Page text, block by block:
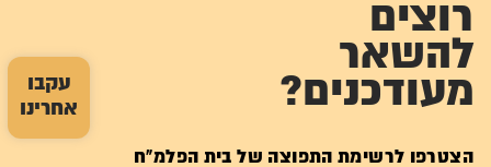
עקבו
אחרינו
רוצים
להשאר
מעודכנים?
הצטרפו לרשימת התפוצה של בית הפלמ"ח